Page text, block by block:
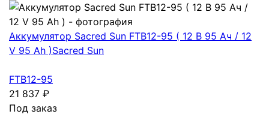
Аккумулятор Sacred Sun FTB12-95 ( 12 В 95 Ач / 12
V 95 Ah )Sacred Sun
FTB12-95
21 837 ₽
Под заказ